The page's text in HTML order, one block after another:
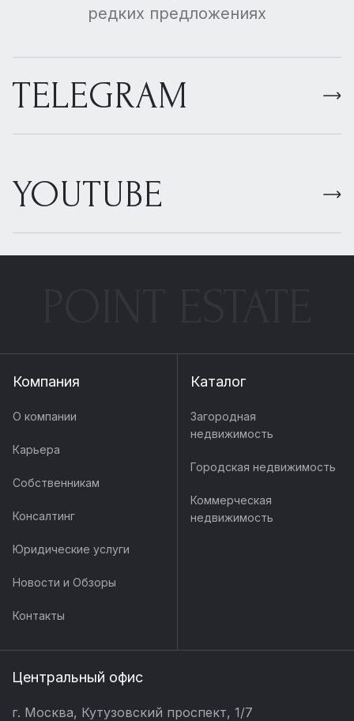
редких предложениях
TELEGRAM
YOUTUBE
Компания
О компании
Карьера
Собственникам
Консалтинг
Юридические услуги
Новости и Обзоры
Контакты
Каталог
Загородная
недвижимость
Городская недвижимость
Коммерческая
недвижимость
Центральный офис
г. Москва, Кутузовский проспект, 1/7